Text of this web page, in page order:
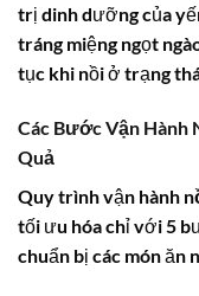
trị dinh dưỡng của
tráng miệng ngọt
tục khi nồi ở trạng
Các Bước Vận Hành
Quả
Quy trình vận hành
tối ưu hóa chỉ với 5
chuẩn bị các món ăn